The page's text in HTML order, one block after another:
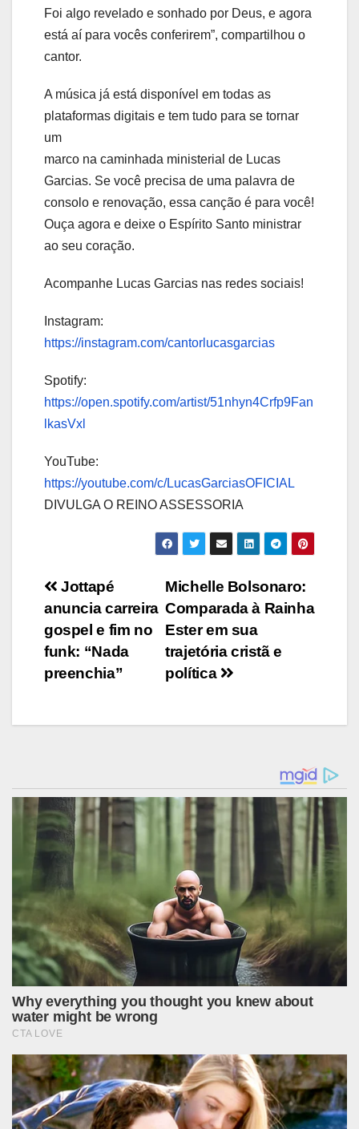
Foi algo revelado e sonhado por Deus, e agora
está aí para vocês conferirem”, compartilhou o
cantor.
A música já está disponível em todas as
plataformas digitais e tem tudo para se tornar
um
marco na caminhada ministerial de Lucas
Garcias. Se você precisa de uma palavra de
consolo e renovação, essa canção é para você!
Ouça agora e deixe o Espírito Santo ministrar
ao seu coração.
Acompanhe Lucas Garcias nas redes sociais!
Instagram:
https://instagram.com/cantorlucasgarcias
Spotify:
https://open.spotify.com/artist/51nhyn4Crfp9Fan
lkasVxl
YouTube:
https://youtube.com/c/LucasGarciasOFICIAL
DIVULGA O REINO ASSESSORIA
Navegação
de
Post
Michelle Bolsonaro:
Comparada à Rainha
Ester em sua
trajetória cristã e
política
Jottapé
anuncia carreira
gospel e fim no
funk: “Nada
preenchia”